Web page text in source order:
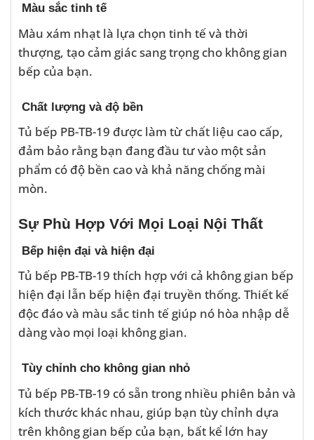
Màu sắc tinh tế
Màu xám nhạt là lựa chọn tinh tế và thời
thượng, tạo cảm giác sang trọng cho không gian
bếp của bạn.
Chất lượng và độ bền
Tủ bếp PB-TB-19 được làm từ chất liệu cao cấp,
đảm bảo rằng bạn đang đầu tư vào một sản
phẩm có độ bền cao và khả năng chống mài
mòn.
Sự Phù Hợp Với Mọi Loại Nội Thất
Bếp hiện đại và hiện đại
Tủ bếp PB-TB-19 thích hợp với cả không gian bếp
hiện đại lẫn bếp hiện đại truyền thống. Thiết kế
độc đáo và màu sắc tinh tế giúp nó hòa nhập dễ
dàng vào mọi loại không gian.
Tùy chỉnh cho không gian nhỏ
Tủ bếp PB-TB-19 có sẵn trong nhiều phiên bản và
kích thước khác nhau, giúp bạn tùy chỉnh dựa
trên không gian bếp của bạn, bất kể lớn hay